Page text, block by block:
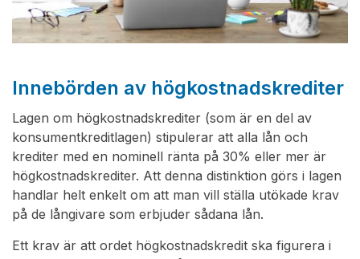
Innebörden av högkostnadskrediter
Lagen om högkostnadskrediter (som är en del av
konsumentkreditlagen) stipulerar att alla lån och
krediter med en nominell ränta på 30% eller mer är
högkostnadskrediter. Att denna distinktion görs i lagen
handlar helt enkelt om att man vill ställa utökade krav
på de långivare som erbjuder sådana lån.
Ett krav är att ordet högkostnadskredit ska figurera i